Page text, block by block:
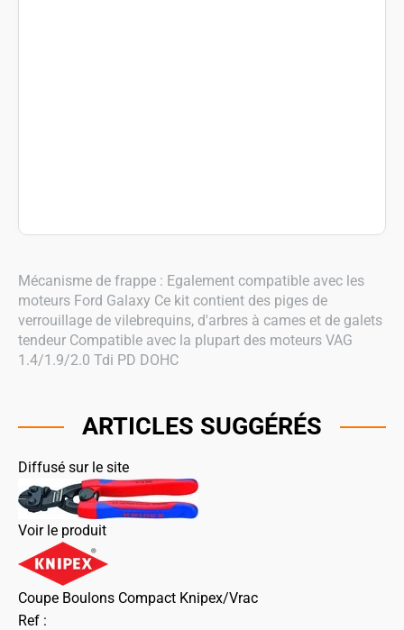
Mécanisme de frappe : Egalement compatible avec les
moteurs Ford Galaxy Ce kit contient des piges de
verrouillage de vilebrequins, d'arbres à cames et de galets
tendeur Compatible avec la plupart des moteurs VAG
1.4/1.9/2.0 Tdi PD DOHC
ARTICLES SUGGÉRÉS
Diffusé sur le site
Voir le produit
Coupe Boulons Compact Knipex/Vrac
Ref :